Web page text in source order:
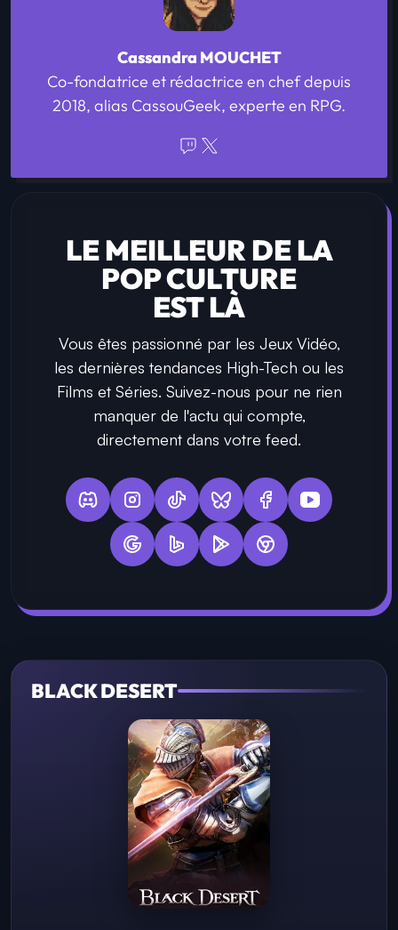
Cassandra MOUCHET
Co-fondatrice et rédactrice en chef depuis
2018, alias CassouGeek, experte en RPG.
LE MEILLEUR DE LA
POP CULTURE
EST LÀ
Vous êtes passionné par les Jeux Vidéo,
les dernières tendances High-Tech ou les
Films et Séries. Suivez-nous pour ne rien
manquer de l'actu qui compte,
directement dans votre feed.
BLACK DESERT